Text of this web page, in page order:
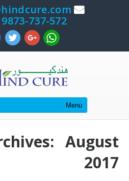
737-572+
August
2017